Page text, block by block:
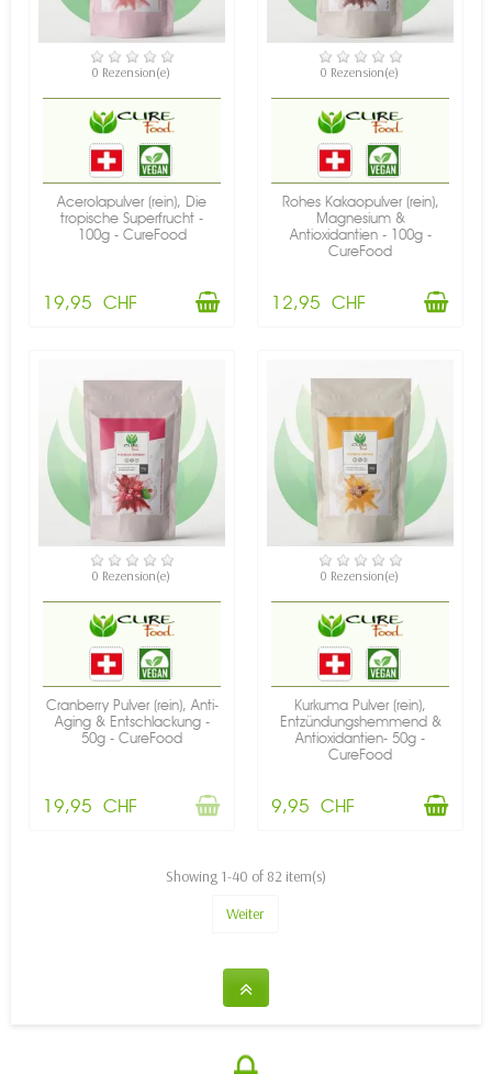
VERFÜGBAR
0 Rezension(e)
Acerolapulver (rein), Die
tropische Superfrucht -
100g - CureFood
19,95 CHF
VERFÜGBAR
0 Rezension(e)
Rohes Kakaopulver (rein),
Magnesium &
Antioxidantien - 100g -
CureFood
12,95 CHF
NICHT AUF LAGER
0 Rezension(e)
Cranberry Pulver (rein), Anti-
Aging & Entschlackung -
50g - CureFood
19,95 CHF
VERFÜGBAR
0 Rezension(e)
Kurkuma Pulver (rein),
Entzündungshemmend &
Antioxidantien- 50g -
CureFood
9,95 CHF
Showing 1-40 of 82 item(s)
Weiter